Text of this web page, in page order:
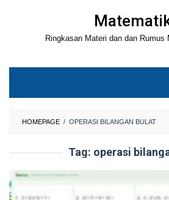
Ringkasan Materi dan dan Rumus
HOMEPAGE / OPERASI BILANGAN BULAT
Tag: operasi